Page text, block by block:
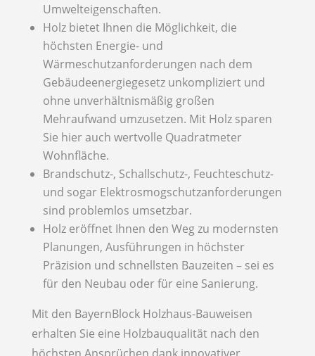
Umwelteigenschaften.
Holz bietet Ihnen die Möglichkeit, die
höchsten Energie- und
Wärmeschutzanforderungen nach dem
Gebäudeenergiegesetz unkompliziert und
ohne unverhältnismäßig großen
Mehraufwand umzusetzen. Mit Holz sparen
Sie hier auch wertvolle Quadratmeter
Wohnfläche.
Brandschutz-, Schallschutz-, Feuchteschutz-
und sogar Elektrosmogschutzanforderungen
sind problemlos umsetzbar.
Holz eröffnet Ihnen den Weg zu modernsten
Planungen, Ausführungen in höchster
Präzision und schnellsten Bauzeiten – sei es
für den Neubau oder für eine Sanierung.
Mit den BayernBlock Holzhaus-Bauweisen
erhalten Sie eine Holzbauqualität nach den